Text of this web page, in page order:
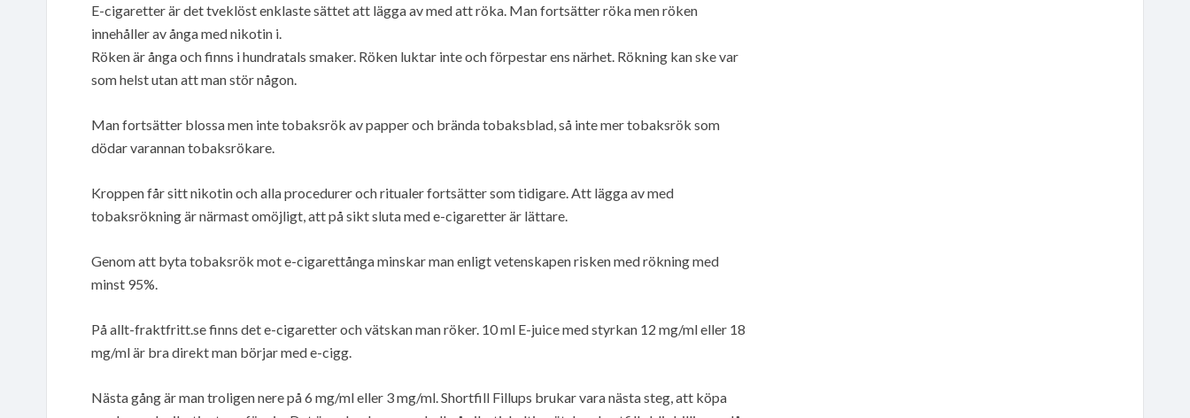
E-cigaretter är det tveklöst enklaste sättet att lägga av med att röka. Man fortsätter röka men röken
innehåller av ånga med nikotin i.
Röken är ånga och finns i hundratals smaker. Röken luktar inte och förpestar ens närhet. Rökning kan ske var
som helst utan att man stör någon.
Man fortsätter blossa men inte tobaksrök av papper och brända tobaksblad, så inte mer tobaksrök som
dödar varannan tobaksrökare.
Kroppen får sitt nikotin och alla procedurer och ritualer fortsätter som tidigare. Att lägga av med
tobaksrökning är närmast omöjligt, att på sikt sluta med e-cigaretter är lättare.
Genom att byta tobaksrök mot e-cigarettånga minskar man enligt vetenskapen risken med rökning med
minst 95%.
På allt-fraktfritt.se finns det e-cigaretter och vätskan man röker. 10 ml E-juice med styrkan 12 mg/ml eller 18
mg/ml är bra direkt man börjar med e-cigg.
Nästa gång är man troligen nere på 6 mg/ml eller 3 mg/ml. Shortfill Fillups brukar vara nästa steg, att köpa